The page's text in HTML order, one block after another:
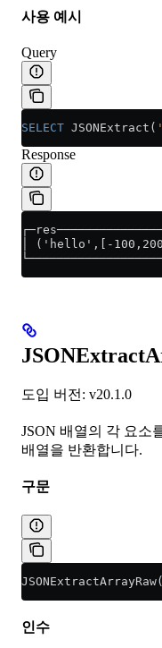
사용 예시
Query
SELECT JSONExtract(
Response
│ ('hello',[-
도입 버전: v20.1.0
JSON 배열의 각 요소
배열을 반환합니다.
구문
JSONExtractArrayRaw(
인수